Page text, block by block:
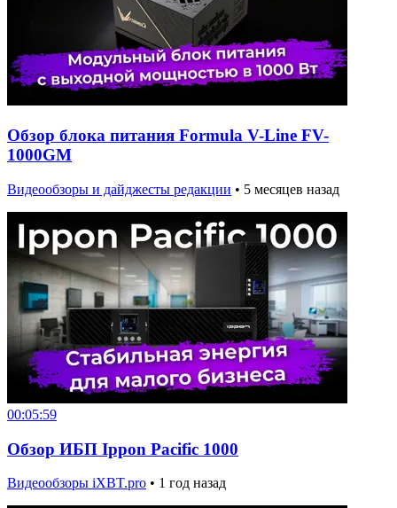
Обзор блока питания Formula V-Line FV-
1000GM
Видеообзоры и дайджесты редакции • 5 месяцев назад
00:05:59
Обзор ИБП Ippon Pacific 1000
Видеообзоры iXBT.pro • 1 год назад